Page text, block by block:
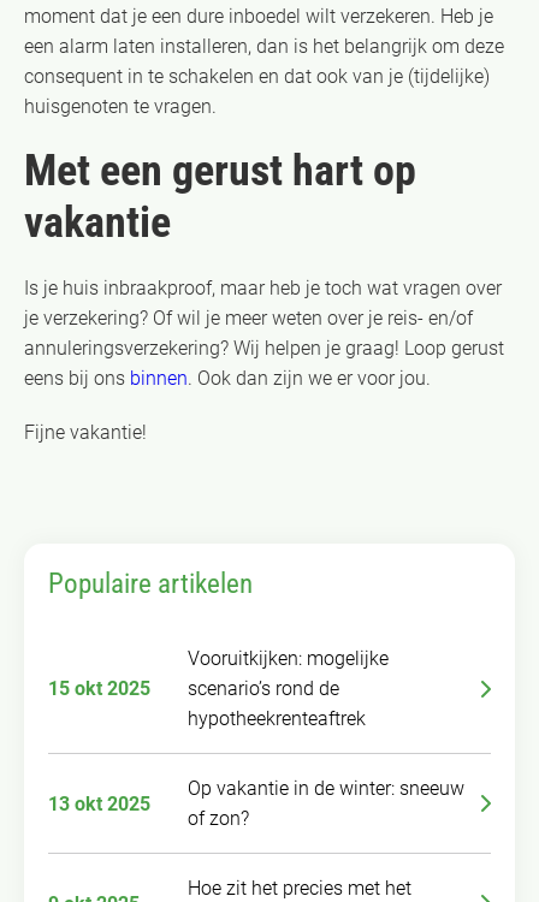
moment dat je een dure inboedel wilt verzekeren. Heb je
een alarm laten installeren, dan is het belangrijk om deze
consequent in te schakelen en dat ook van je (tijdelijke)
huisgenoten te vragen.
Met een gerust hart op
vakantie
Is je huis inbraakproof, maar heb je toch wat vragen over
je verzekering? Of wil je meer weten over je reis- en/of
annuleringsverzekering? Wij helpen je graag! Loop gerust
eens bij ons binnen. Ook dan zijn we er voor jou.
Fijne vakantie!
Populaire artikelen
15 okt 2025
Vooruitkijken: mogelijke
scenario’s rond de
hypotheekrenteaftrek
13 okt 2025
Op vakantie in de winter: sneeuw
of zon?
Hoe zit het precies met het